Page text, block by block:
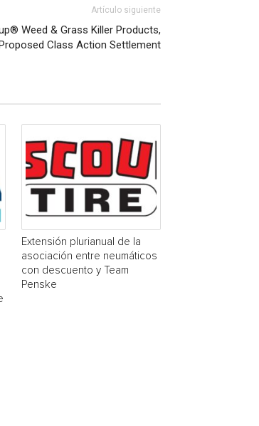
Artículo siguiente
Weed & Grass Killer Products,
Class Action Settlement
Extensión plurianual de la
asociación entre neumáticos
con descuento y Team
Penske